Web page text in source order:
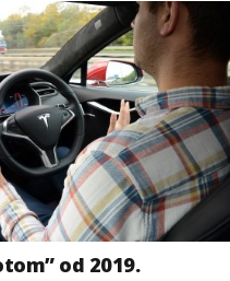
od 2019.
BIZNIS
Energetski
niskog